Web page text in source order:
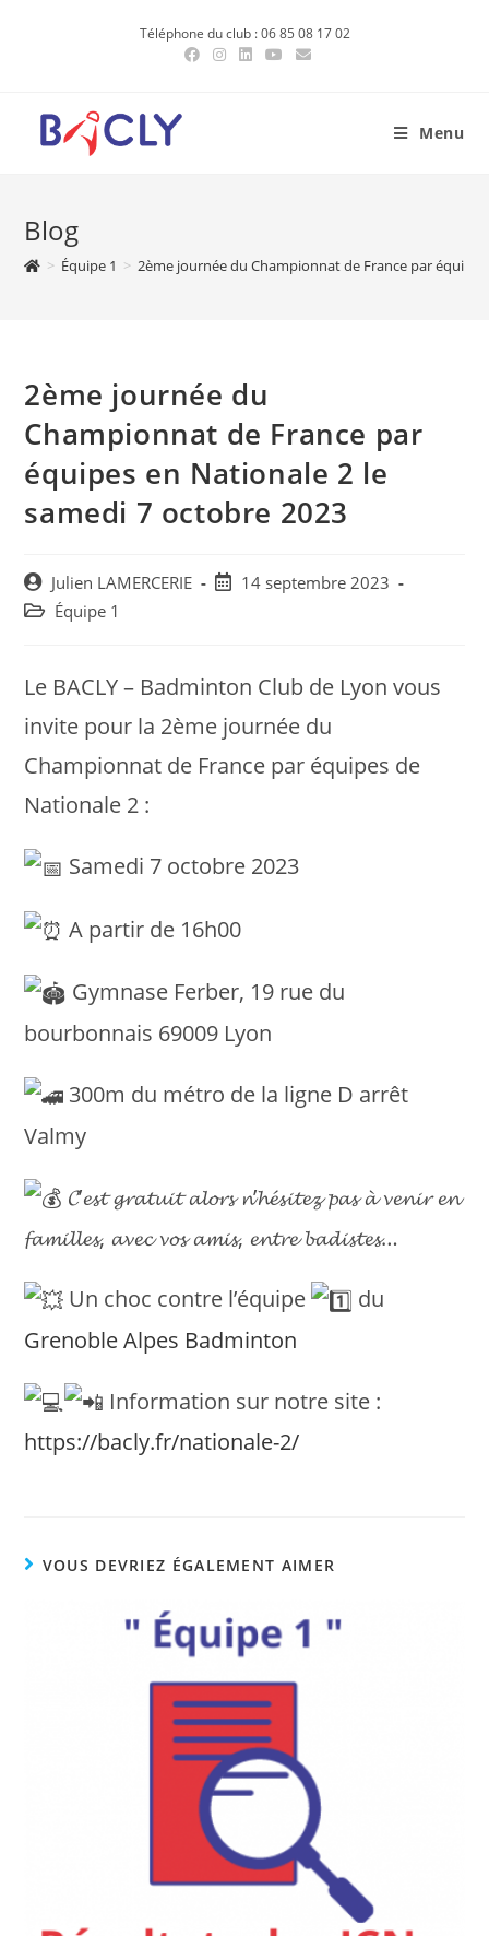
Téléphone du club : 06 85 08 17 02
Menu
Blog
> Équipe 1 > 2ème journée du Championnat de France par
2ème journée du
Championnat de France par
équipes en Nationale 2 le
samedi 7 octobre 2023
Post
author:
Julien LAMERCERIE
Post14 septembre 2023
Post Équipe 1
Le BACLY – Badminton Club de Lyon vous
invite pour la 2ème journée du
Championnat de France par équipes de
Nationale 2 :
Samedi 7 octobre 2023
A partir de 16h00
Gymnase Ferber, 19 rue du
bourbonnais 69009 Lyon
300m du métro de la ligne D arrêt
Valmy
𝓒’𝓮𝓼𝓽 𝓰𝓻𝓪𝓽𝓾𝓲𝓽 𝓪𝓵𝓸𝓻𝓼 𝓷’𝓱𝓮́𝓼𝓲𝓽𝓮𝔃 𝓹𝓪𝓼 𝓪̀ 𝓿𝓮𝓷𝓲𝓻 𝓮𝓷
𝓯𝓪𝓶𝓲𝓵𝓵𝓮𝓼, 𝓪𝓿𝓮𝓬 𝓿𝓸𝓼 𝓪𝓶𝓲𝓼, 𝓮𝓷𝓽𝓻𝓮 𝓫𝓪𝓭𝓲𝓼𝓽𝓮𝓼…
Un choc contre l’équipe
du
Grenoble Alpes Badminton
Information sur notre site :
https://bacly.fr/nationale-2/
VOUS DEVRIEZ ÉGALEMENT AIMER